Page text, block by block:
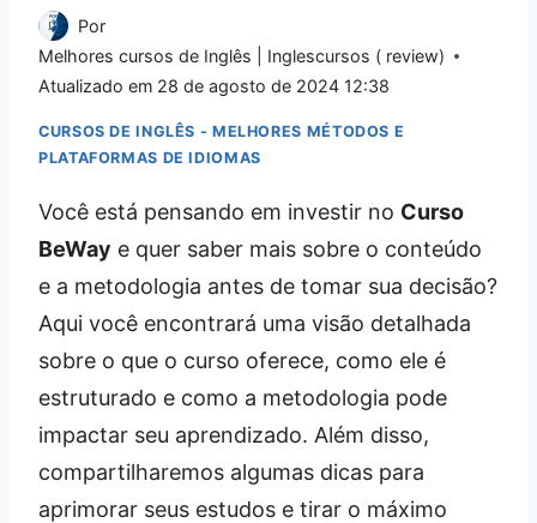
Por
Melhores cursos de Inglês | Inglescursos ( review)
Atualizado em 28 de agosto de 2024 12:38
CURSOS DE INGLÊS - MELHORES MÉTODOS E
PLATAFORMAS DE IDIOMAS
Você está pensando em investir no Curso
BeWay e quer saber mais sobre o conteúdo
e a metodologia antes de tomar sua decisão?
Aqui você encontrará uma visão detalhada
sobre o que o curso oferece, como ele é
estruturado e como a metodologia pode
impactar seu aprendizado. Além disso,
compartilharemos algumas dicas para
aprimorar seus estudos e tirar o máximo